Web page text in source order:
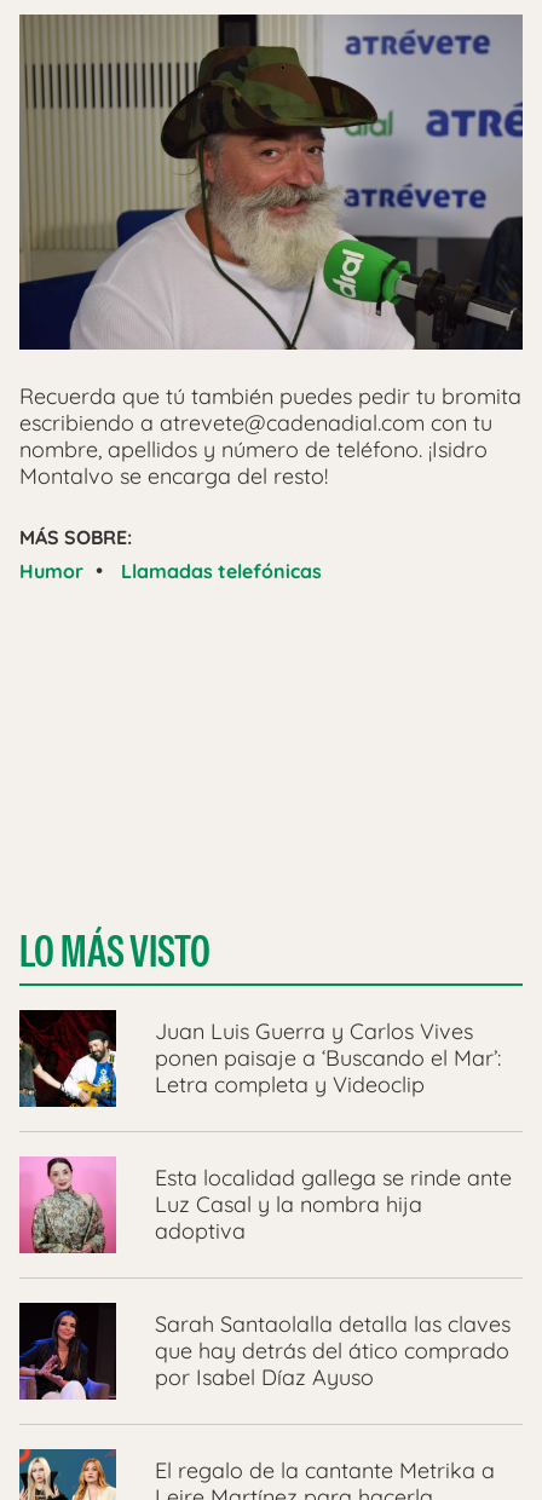
Recuerda que tú también puedes pedir tu bromita
escribiendo a atrevete@cadenadial.com con tu
nombre, apellidos y número de teléfono. ¡Isidro
Montalvo se encarga del resto!
MÁS SOBRE:
Humor • Llamadas telefónicas
LO MÁS VISTO
Juan Luis Guerra y Carlos Vives
ponen paisaje a ‘Buscando el Mar’:
Letra completa y Videoclip
Esta localidad gallega se rinde ante
Luz Casal y la nombra hija
adoptiva
Sarah Santaolalla detalla las claves
que hay detrás del ático comprado
por Isabel Díaz Ayuso
El regalo de la cantante Metrika a